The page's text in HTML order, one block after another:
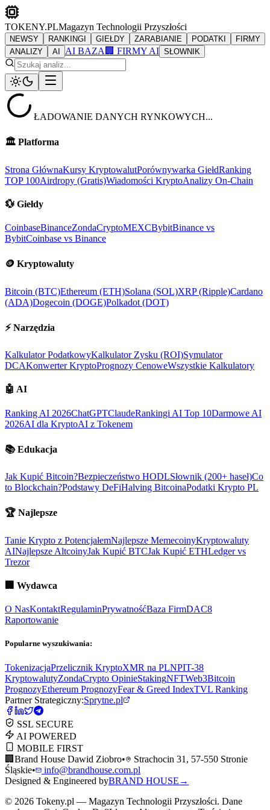
TOKENY.PLMagazyn Technologii Przyszłości
NEWSY RANKINGI GIEŁDY ZARABIANIE PODATKI
FIRMY
ANALIZY
AI AI BAZA 🏢 FIRMY AI SŁOWNIK
ŁADOWANIE DANYCH RYNKOWYCH...
🏛️ Platforma
Strona GłównaKursy KryptowalutPorównywarka GiełdRanking
TOP 100Airdropy (Gratis)Wiadomości KryptoAnalizy On-Chain
💱 Giełdy
CoinbaseBinanceZondaCryptoMEXCBybitBinance vs
BybitCoinbase vs Binance
🪙 Kryptowaluty
Bitcoin (BTC)Ethereum (ETH)Solana (SOL)XRP (Ripple)Cardano
(ADA)Dogecoin (DOGE)Polkadot (DOT)
⚡ Narzędzia
Kalkulator PodatkowyKalkulator Zysku (ROI)Symulator
DCAKonwerter KryptoPrognozy CenoweWszystkie Kalkulatory
🤖 AI
Ranking AI 2026ChatGPTClaudeRankingi AI Top 10Darmowe AI
2026AI dla KryptoAI z Tokenem
📚 Edukacja
Jak Kupić Bitcoin?Bezpieczeństwo HODLSłownik (200+ haseł)Co
to Blockchain?Podstawy DeFiHalving BitcoinaPodatki Krypto PL
🏆 Najlepsze
Tanie Krypto z PotencjałemNajlepsze MemecoinyKryptowaluty
AINajlepsze AltcoinyJak Kupić BTCJak Kupić ETHLedger vs
Trezor
🏢 Wydawca
O NasKontaktRegulaminPrywatnośćBaza FirmDAC8
Raportowanie
Popularne wyszukiwania:
TokenizacjaPrzelicznik KryptoXMR na PLNPIT-38
KryptowalutyZondaCrypto OpinieStakingNFTWeb3Bitcoin
PrognozyEthereum PrognozyFear & Greed IndexTVL Ranking
Partner Strategiczny:Sprytne.pl
SSL SECURE
AI POWERED
MOBILE FIRST
🏢 Brand House Dawid Ziobro•
Strachocin 31, 57-550 Stronie
Śląskie•
info@brandhouse.com.pl
Designed & Engineered byBRAND HOUSE →
© 2026 Tokeny.pl — Magazyn Technologii Przyszłości. Dane